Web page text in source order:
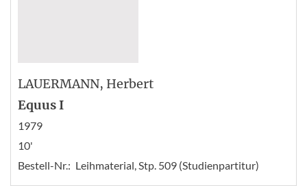
LAUERMANN, Herbert
Equus I
1979
10'
Bestell-Nr.: Leihmaterial, Stp. 509 (Studienpartitur)